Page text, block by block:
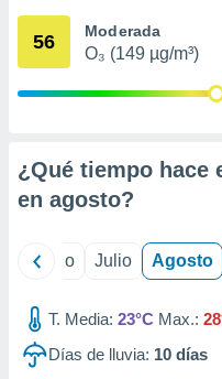
e
publicidad
1199
56 Moderada
O₃ (149 µg/m³)
¿Qué tiempo hace
en agosto?
Junio Julio Agosto
T. Media: 23°C Max.:
Días de lluvia: 10 días